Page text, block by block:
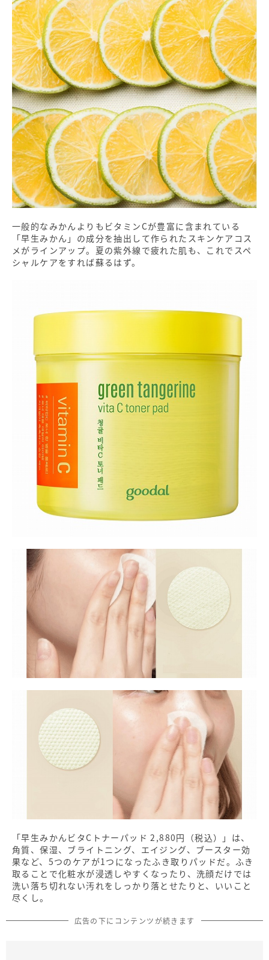
一般的なみかんよりもビタミンCが豊富に含まれている
「早生みかん」の成分を抽出して作られたスキンケアコス
メがラインアップ。夏の紫外線で疲れた肌も、これでスペ
シャルケアをすれば蘇るはず。
「早生みかんビタCトナーパッド 2,880円（税込）」は、
角質、保湿、ブライトニング、エイジング、ブースター効
果など、5つのケアが1つになったふき取りパッドだ。ふき
取ることで化粧水が浸透しやすくなったり、洗顔だけでは
洗い落ち切れない汚れをしっかり落とせたりと、いいこと
尽くし。
広告の下にコンテンツが続きます